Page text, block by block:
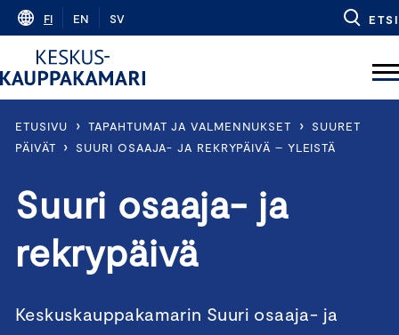
Skip
content
FI EN SV ETSI
ETUSIVU › TAPAHTUMAT JA VALMENNUKSET ›
SUURET
PÄIVÄT
› SUURI OSAAJA- JA REKRYPÄIVÄ – YLEISTÄ
Suuri osaaja- ja
rekrypäivä
Keskuskauppakamarin Suuri osaaja- ja